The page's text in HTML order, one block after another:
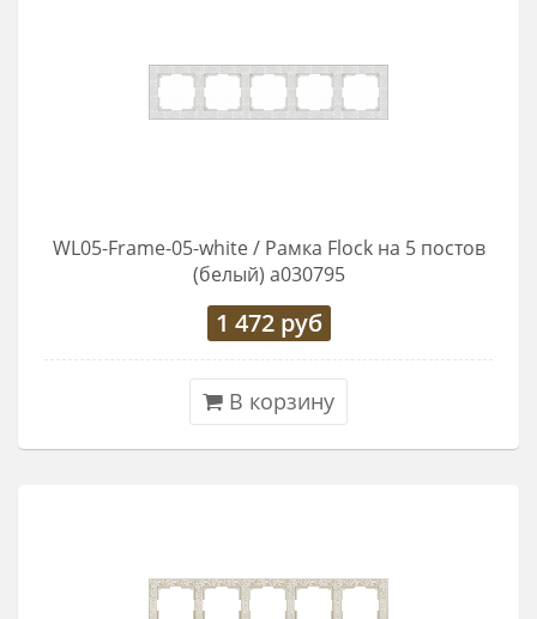
WL05-Frame-05-white / Рамка Flock на 5 постов
(белый) a030795
1 472руб
В корзину